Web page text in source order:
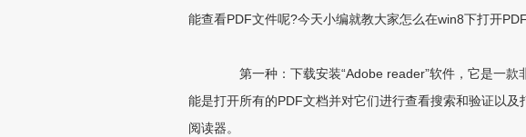
能查看PDF文件呢?今天小编就教大家怎么在win8下打开
第一种：下载安装“Adobe reader”软件，它是一款
能是打开所有的PDF文档并对它们进行查看搜索和验证以
阅读器。